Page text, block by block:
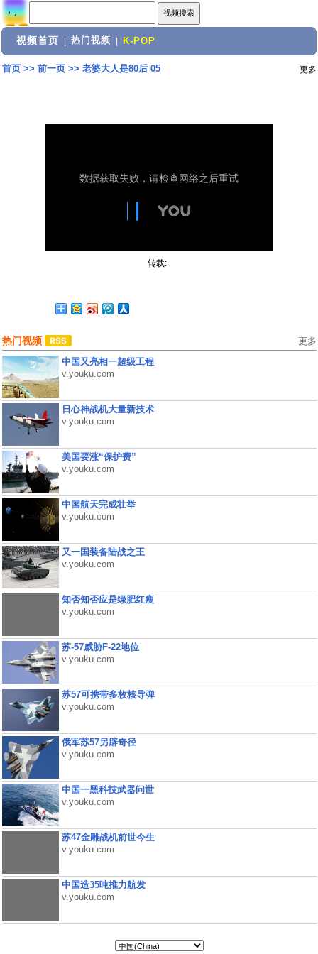
视频首页 热门视频 K-POP
首页>> 前一页>> 老婆大人是80后 05 更多
转载:
热门视频 更多
中国又亮相一超级工程
v.youku.com
日心神战机大量新技术
v.youku.com
美国要涨“保护费”
v.youku.com
中国航天完成壮举
v.youku.com
又一国装备陆战之王
v.youku.com
知否知否应是绿肥红瘦
v.youku.com
苏-57威胁F-22地位
v.youku.com
苏57可携带多枚核导弹
v.youku.com
俄军苏57另辟奇径
v.youku.com
中国一黑科技武器问世
v.youku.com
苏47金雕战机前世今生
v.youku.com
中国造35吨推力航发
v.youku.com